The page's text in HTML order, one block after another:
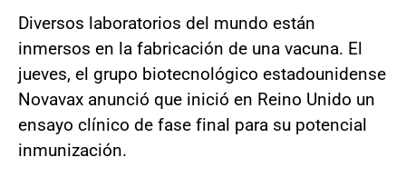
Diversos laboratorios del mundo están
inmersos en la fabricación de una vacuna. El
jueves, el grupo biotecnológico estadounidense
Novavax anunció que inició en Reino Unido un
ensayo clínico de fase final para su potencial
inmunización.